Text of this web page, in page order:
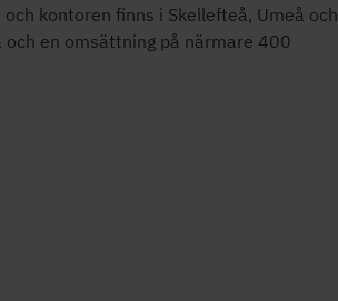
kontoren finns i Skellefteå, Umeå och
en omsättning på närmare 400